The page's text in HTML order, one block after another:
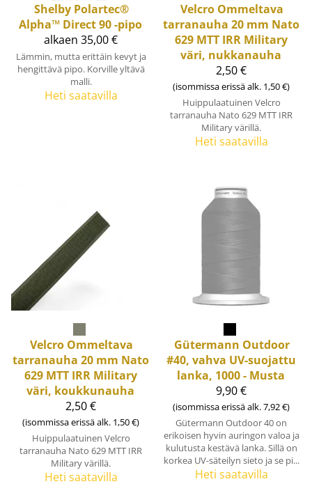
Shelby Polartec®
Alpha™ Direct 90 -pipo
alkaen 35,00 €
Lämmin, mutta erittäin kevyt ja
hengittävä pipo. Korville yltävä
malli.
Heti saatavilla
Velcro Ommeltava
tarranauha 20 mm Nato
629 MTT IRR Military
väri, nukkanauha
2,50 €
(isommissa erissä alk. 1,50 €)
Huippulaatuinen Velcro
tarranauha Nato 629 MTT IRR
Military värillä.
Heti saatavilla
Velcro Ommeltava
tarranauha 20 mm Nato
629 MTT IRR Military
väri, koukkunauha
2,50 €
(isommissa erissä alk. 1,50 €)
Huippulaatuinen Velcro
tarranauha Nato 629 MTT IRR
Military värillä.
Heti saatavilla
Gütermann Outdoor
#40, vahva UV-suojattu
lanka, 1000 - Musta
9,90 €
(isommissa erissä alk. 7,92 €)
Gütermann Outdoor 40 on
erikoisen hyvin auringon valoa ja
kulutusta kestävä lanka. Sillä on
korkea UV-säteilyn sieto ja se pi...
Heti saatavilla